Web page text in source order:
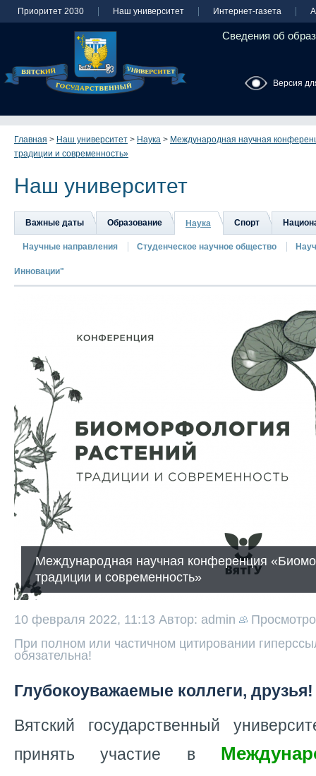
Приоритет 2030 Наш университет Интернет-газета
Сведения об
Версия
Главная > Наш университет > Наука > Международная научная
традиции и современность»
Наш университет
Важные даты Образование Наука Спорт
Научные направления Студенческое научное общество
Инновации"
Международная научная конференция
традиции и современность»
10 февраля 2022, 11:13 Автор: admin
При полном или частичном цитировании
обязательна!
Глубокоуважаемые коллеги, друзья!
Вятский государственный
принять участие в